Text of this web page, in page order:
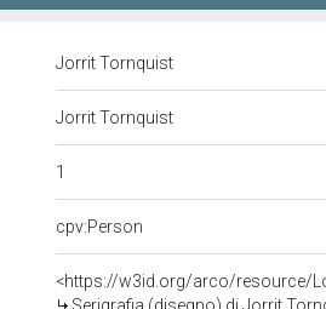
Jorrit Tornquist
Jorrit Tornquist
1
cpv:Person
<https://w3id.org/arco/resource/